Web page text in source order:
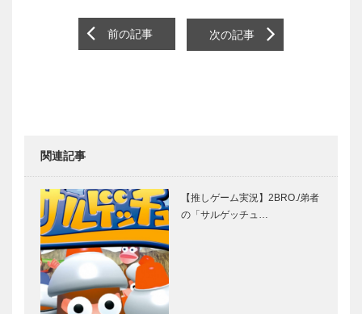
前の記事 次の記事
関連記事
【推しゲーム実況】2BRO./弟者
の「サルゲッチュ…